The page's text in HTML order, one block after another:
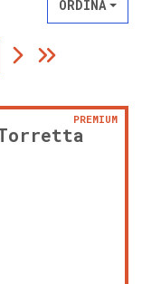
ORDINA
PREMIUM